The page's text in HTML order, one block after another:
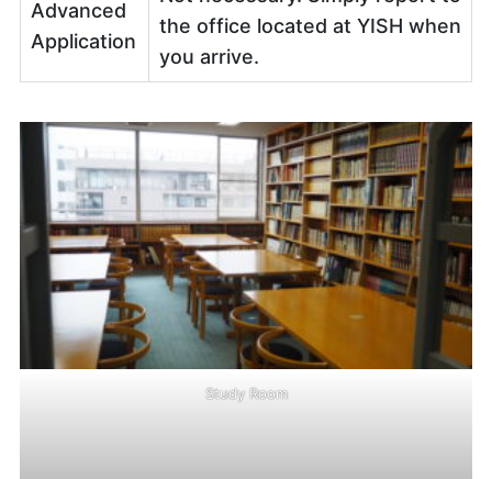
Advanced
Application
the office located at YISH when
you arrive.
Study Room